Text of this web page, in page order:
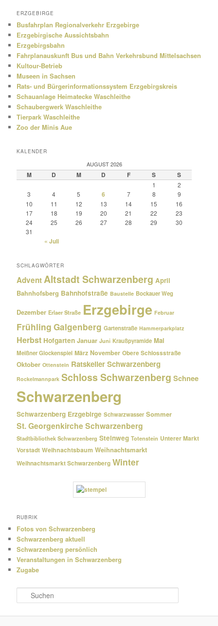
ERZGEBIRGE
Busfahrplan Regionalverkehr Erzgebirge
Erzgebirgische Aussichtsbahn
Erzgebirgsbahn
Fahrplanauskunft Bus und Bahn Verkehrsbund Mittelsachsen
Kultour-Betrieb
Museen in Sachsen
Rats- und Bürgerinformationssystem Erzgebirgskreis
Schauanlage Heimatecke Waschleithe
Schaubergwerk Waschleithe
Tierpark Waschleithe
Zoo der Minis Aue
KALENDER
AUGUST 2026
M D M D F S S
1
2
3
4 5 6 7 8
9
10
11 12 13 14 15
16
17
18 19 20 21 22
23
24
25 26 27 28 29
30
31
« Juli
SCHLAGWÖRTER
AdventAltstadt Schwarzenberg April
Bahnhofsberg Bahnhofstraße Baustelle Bockauer Weg
Dezember Erlaer Straße Erzgebirge Februar
Frühling Galgenberg Gartenstraße Hammerparkplatz
Herbst Hofgarten Januar Juni Kraußpyramide Mai
Meißner Glockenspiel März November Obere Schlossstraße
Oktober Ottenstein Ratskeller Schwarzenberg
Rockelmannpark Schloss Schwarzenberg Schnee
Schwarzenberg
Schwarzenberg Erzgebirge Schwarzwasser Sommer
St. Georgenkirche Schwarzenberg
Stadtbibliothek Schwarzenberg Steinweg Totenstein Unterer Markt
Vorstadt Weihnachtsbaum Weihnachtsmarkt
Weihnachtsmarkt Schwarzenberg Winter
RUBRIK
Fotos von Schwarzenberg
Schwarzenberg aktuell
Schwarzenberg persönlich
Veranstaltungen in Schwarzenberg
Zugabe
u